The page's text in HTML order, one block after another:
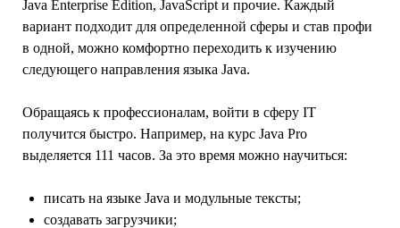
Java Enterprise Edition, JavaScript и прочие. Каждый
вариант подходит для определенной сферы и став профи
в одной, можно комфортно переходить к изучению
следующего направления языка Java.
Обращаясь к профессионалам, войти в сферу IT
получится быстро. Например, на курс Java Pro
выделяется 111 часов. За это время можно научиться:
писать на языке Java и модульные тексты;
создавать загрузчики;